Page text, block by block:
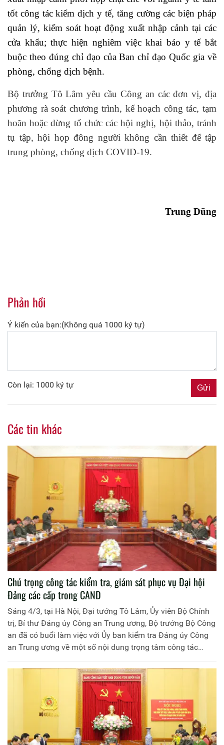
tốt công tác kiểm dịch y tế, tăng cường các biện pháp
quản lý, kiểm soát hoạt động xuất nhập cảnh tại các
cửa khẩu; thực hiện nghiêm việc khai báo y tế bắt
buộc theo đúng chỉ đạo của Ban chỉ đạo Quốc gia về
phòng, chống dịch bệnh.
Bộ trưởng Tô Lâm yêu cầu Công an các đơn vị, địa
phương rà soát chương trình, kế hoạch công tác, tạm
hoãn hoặc dừng tổ chức các hội nghị, hội thảo, tránh
tụ tập, hội họp đông người không cần thiết để tập
trung phòng, chống dịch COVID-19.
Trung Dũng
Phản hồi
Ý kiến của bạn:(Không quá 1000 ký tự)
Còn lại: 1000 ký tự
Các tin khác
Chú trọng công tác kiểm tra, giám sát phục vụ Đại hội
Đảng các cấp trong CAND
Sáng 4/3, tại Hà Nội, Đại tướng Tô Lâm, Ủy viên Bộ Chính
trị, Bí thư Đảng ủy Công an Trung ương, Bộ trưởng Bộ Công
an đã có buổi làm việc với Ủy ban kiểm tra Đảng ủy Công
an Trung ương về một số nội dung trọng tâm công tác
kiểm tra, giám sát và thi hành kỷ luật đảng năm 2020.